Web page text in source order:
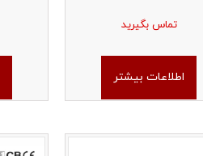
تماس بگیرید
اطلاعات بیشتر